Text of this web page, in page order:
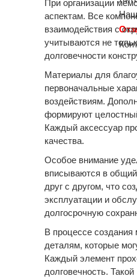
При организации
аспектам. Все
взаимодействия с
учитываются не
долговечности
Материалы для
первоначальные
воздействиям.
формируют
Каждый аксессуар
качества.
Особое внимание
вписываются в
друг с другом, что
эксплуатации и
долгосрочную
В процессе создания
деталям, которые
Каждый элемент
долговечность.